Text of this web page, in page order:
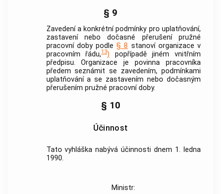
§ 9
Zavedení a konkrétní podmínky pro uplatňování,
zastavení nebo dočasné přerušení pružné
pracovní doby podle§ 8 stanoví organizace v
pracovním řádu,13) popřípadě jiném vnitřním
předpisu. Organizace je povinna pracovníka
předem seznámit se zavedením, podmínkami
uplatňování a se zastavením nebo dočasným
přerušením pružné pracovní doby.
§ 10
Účinnost
Tato vyhláška nabývá účinnosti dnem 1. ledna
1990.
Ministr: